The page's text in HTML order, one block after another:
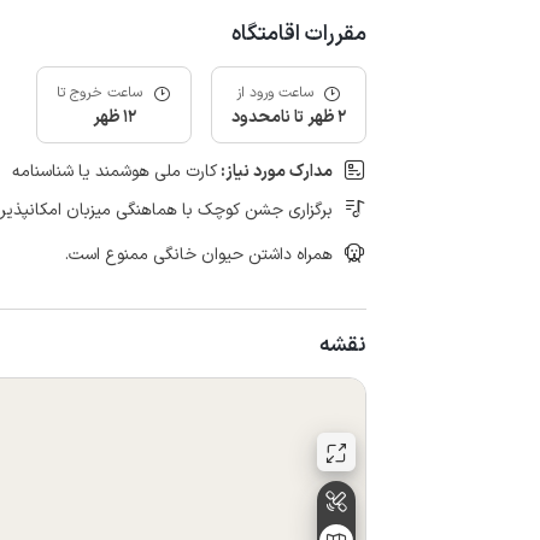
مقررات اقامتگاه
ساعت ورود از
2 ظهر تا نامحدود
ساعت خروج تا
12 ظهر
مدارک مورد نیاز:کارت ملی هوشمند یا شناسنامه
برگزاری جشن کوچک با هماهنگی میزبان
همراه داشتن حیوان خانگی ممنوع است.
نقشه